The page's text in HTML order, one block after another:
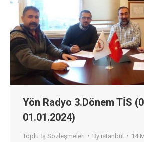
Yön Radyo 3.Dönem TİS
01.01.2024)
Toplu İş Sözleşmeleri By istanbul 14